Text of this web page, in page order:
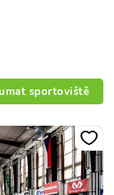
sportoviště